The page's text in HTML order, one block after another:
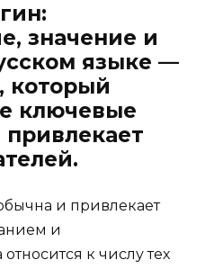
значение и
языке —
который
ключевые
привлекает
и привлекает
и
к числу тех